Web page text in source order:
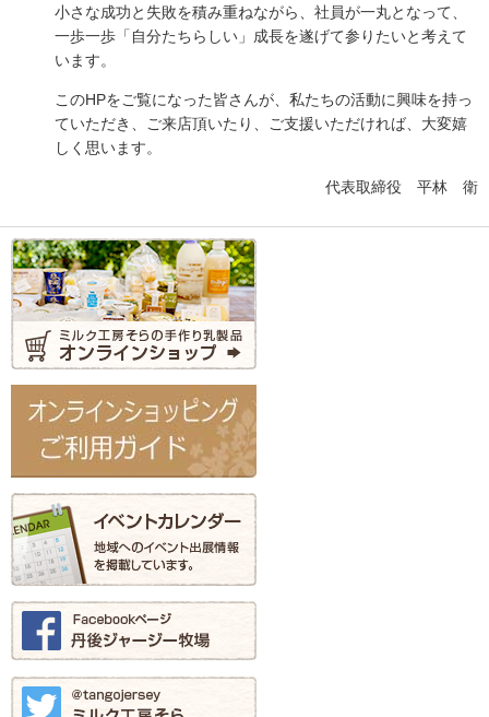
小さな成功と失敗を積み重ねながら、社員が一丸となって、
一歩一歩「自分たちらしい」成長を遂げて参りたいと考えて
います。
このHPをご覧になった皆さんが、私たちの活動に興味を持っ
ていただき、ご来店頂いたり、ご支援いただければ、大変嬉
しく思います。
代表取締役 平林 衛